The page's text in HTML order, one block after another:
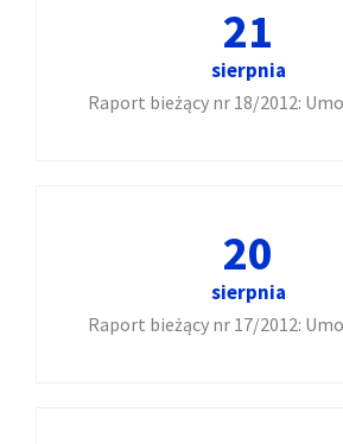
21
sierpnia
Raport bieżący nr 18/2012:
20
sierpnia
Raport bieżący nr 17/2012: